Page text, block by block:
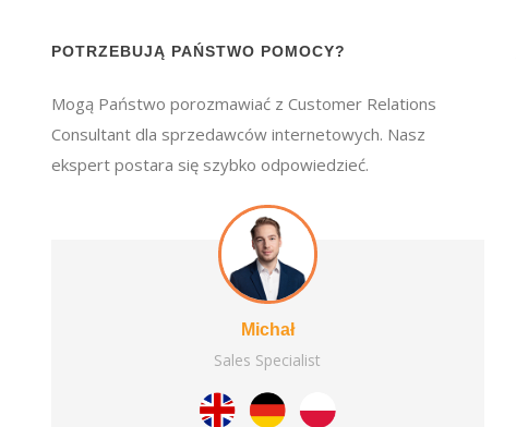
POTRZEBUJĄ PAŃSTWO POMOCY?
Mogą Państwo porozmawiać z Customer Relations
Consultant dla sprzedawców internetowych. Nasz
ekspert postara się szybko odpowiedzieć.
Michał
Sales Specialist